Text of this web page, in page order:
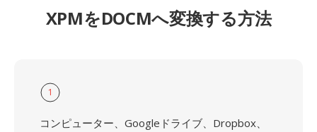
XPMをDOCMへ変換する方法
1
コンピューター、Googleドライブ、Dropbox、